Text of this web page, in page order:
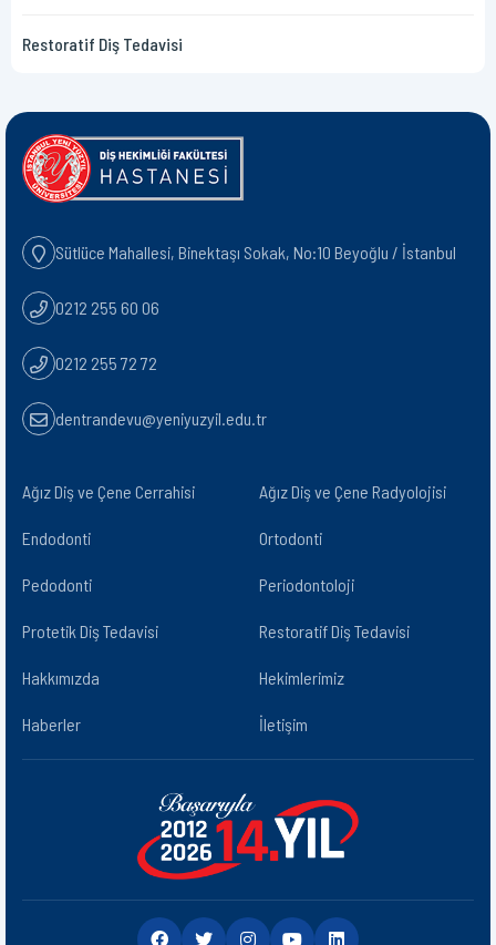
Restoratif Diş Tedavisi
Sütlüce Mahallesi, Binektaşı Sokak, No:10 Beyoğlu / İstanbul
0212 255 60 06
0212 255 72 72
dentrandevu@yeniyuzyil.edu.tr
Ağız Diş ve Çene Cerrahisi Ağız Diş ve Çene Radyolojisi​
Endodonti Ortodonti
Pedodonti Periodontoloji
Protetik Diş Tedavisi Restoratif Diş Tedavisi
Hakkımızda Hekimlerimiz
Haberler İletişim